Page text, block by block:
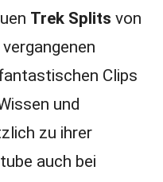
Trek Splits von
Clips
und
zu ihrer
auch bei